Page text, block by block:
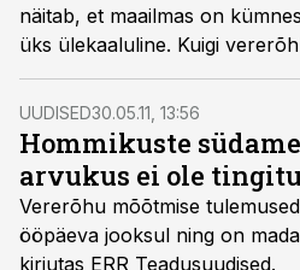
näitab, et maailmas on
üks ülekaaluline. Kuigi vererõhk on üldises plaanis
madaldunud, on Eesti, Läti ja Leedu
kõrge vererõhk.
UUDISED30.05.11, 13:56
Hommikuste
arvukus ei ole
Vererõhu mõõtmise tulemused
ööpäeva jooksul ning on
kirjutas ERR Teadusuudised.